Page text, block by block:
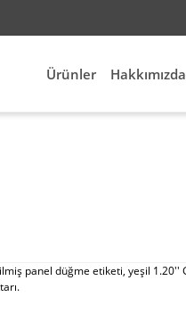
Ürünler Hakkımızda